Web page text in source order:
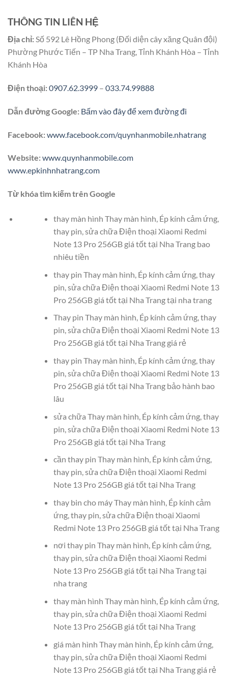
THÔNG TIN LIÊN HỆ
Địa chỉ:Số 592 Lê Hồng Phong (Đối diện cây xăng Quân đội)
Phường Phước Tiến – TP Nha Trang, Tỉnh Khánh Hòa – Tỉnh
Khánh Hòa
Điện thoại:0907.62.3999 – 033.74.99888
Dẫn đường Google: Bấm vào đây để xem đường đi
Facebook:www.facebook.com/quynhanmobile.nhatrang
Website:www.quynhanmobile.com
www.epkinhnhatrang.com
Từ khóa tìm kiếm trên Google
thay màn hình Thay màn hình, Ép kính cảm ứng,
thay pin, sửa chữa Điện thoại Xiaomi Redmi
Note 13 Pro 256GB giá tốt tại Nha Trang bao
nhiêu tiền
thay pin Thay màn hình, Ép kính cảm ứng, thay
pin, sửa chữa Điện thoại Xiaomi Redmi Note 13
Pro 256GB giá tốt tại Nha Trang tại nha trang
Thay pin Thay màn hình, Ép kính cảm ứng, thay
pin, sửa chữa Điện thoại Xiaomi Redmi Note 13
Pro 256GB giá tốt tại Nha Trang giá rẻ
thay pin Thay màn hình, Ép kính cảm ứng, thay
pin, sửa chữa Điện thoại Xiaomi Redmi Note 13
Pro 256GB giá tốt tại Nha Trang bảo hành bao
lâu
sửa chữa Thay màn hình, Ép kính cảm ứng, thay
pin, sửa chữa Điện thoại Xiaomi Redmi Note 13
Pro 256GB giá tốt tại Nha Trang
cần thay pin Thay màn hình, Ép kính cảm ứng,
thay pin, sửa chữa Điện thoại Xiaomi Redmi
Note 13 Pro 256GB giá tốt tại Nha Trang
thay bin cho máy Thay màn hình, Ép kính cảm
ứng, thay pin, sửa chữa Điện thoại Xiaomi
Redmi Note 13 Pro 256GB giá tốt tại Nha Trang
nơi thay pin Thay màn hình, Ép kính cảm ứng,
thay pin, sửa chữa Điện thoại Xiaomi Redmi
Note 13 Pro 256GB giá tốt tại Nha Trang tại
nha trang
thay màn hình Thay màn hình, Ép kính cảm ứng,
thay pin, sửa chữa Điện thoại Xiaomi Redmi
Note 13 Pro 256GB giá tốt tại Nha Trang
giá màn hình Thay màn hình, Ép kính cảm ứng,
thay pin, sửa chữa Điện thoại Xiaomi Redmi
Note 13 Pro 256GB giá tốt tại Nha Trang giá rẻ